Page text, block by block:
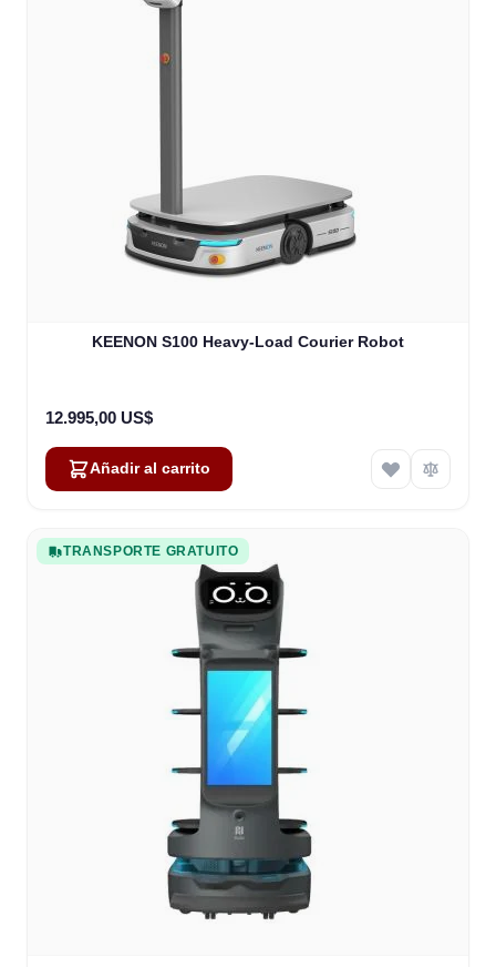
KEENON S100 Heavy-Load Courier Robot
12.995,00 US$
Añadir al carrito
TRANSPORTE GRATUITO